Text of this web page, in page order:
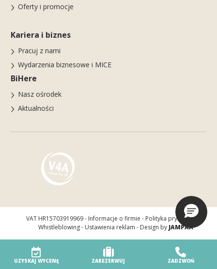
UZYSKAJ WYCENĘ ZAREZERWUJ ZADZWOŃ
Oferty i promocje
Kariera i biznes
Pracuj z nami
Wydarzenia biznesowe i MICE
BiHere
Nasz ośrodek
Aktualności
VAT HR15703919969 - Informacje o firmie - Polityka prywatności
-
Whistleblowing- Ustawienia reklam - Design by JAMPAA